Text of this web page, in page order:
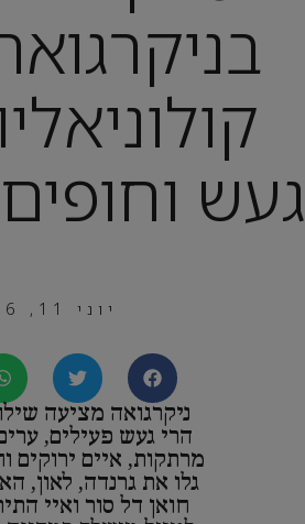
געש
יוני 11, 2026
ניקרגואה מציעה
הרי געש פעילים,
מרתקות, איים ירוקים
גלו את גרנדה, לאון,
חואן דל סור ואיי